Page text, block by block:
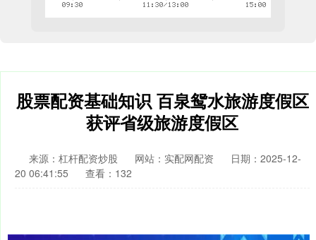
股票配资基础知识 百泉鸳水旅游度假区
获评省级旅游度假区
来源：杠杆配资炒股 网站：实配网配资
日期：2025-12-
20 06:41:55
查看：132